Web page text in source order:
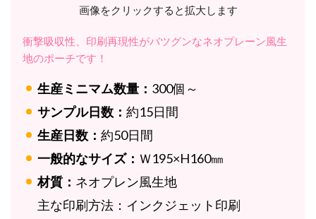
画像をクリックすると拡大します
衝撃吸収性、印刷再現性がバツグンなネオプレーン風生
地のポーチです！
生産ミニマム数量： 300個～
サンプル日数： 約15日間
生産日数： 約50日間
一般的なサイズ： Ｗ195×H160㎜
材質： ネオプレン風生地
主な印刷方法： インクジェット印刷